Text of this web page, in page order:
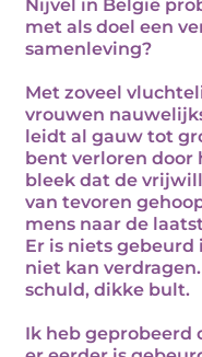
Nijvel in België
met als doel een
samenleving?
Met zoveel
vrouwen
leidt al gauw tot
bent verloren door
bleek dat de
van tevoren
mens naar de
Er is niets
niet kan
schuld, dikke bult.
Ik heb geprobeerd